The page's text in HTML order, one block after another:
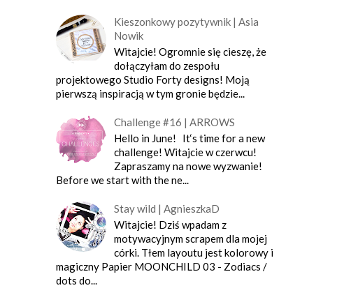
Kieszonkowy pozytywnik | Asia
Nowik
Witajcie! Ogromnie się cieszę, że
dołączyłam do zespołu
projektowego Studio Forty designs! Moją
pierwszą inspiracją w tym gronie będzie...
Challenge #16 | ARROWS
Hello in June! It‘s time for a new
challenge! Witajcie w czerwcu!
Zapraszamy na nowe wyzwanie!
Before we start with the ne...
Stay wild | AgnieszkaD
Witajcie! Dziś wpadam z
motywacyjnym scrapem dla mojej
córki. Tłem layoutu jest kolorowy i
magiczny Papier MOONCHILD 03 - Zodiacs /
dots do...